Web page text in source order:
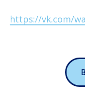
https://vk.com/